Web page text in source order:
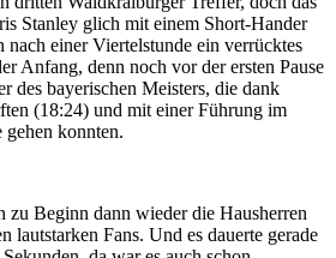
Stanley glich mit einem Short-Hander
nach einer Viertelstunde ein verrücktes
Anfang, denn noch vor der ersten Pause
des bayerischen Meisters, die dank
(18:24) und mit einer Führung im
gehen konnten.
zu Beginn dann wieder die Hausherren
lautstarken Fans. Und es dauerte gerade